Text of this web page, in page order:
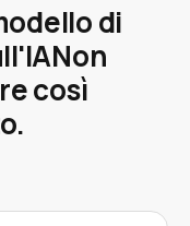
di
Non
così